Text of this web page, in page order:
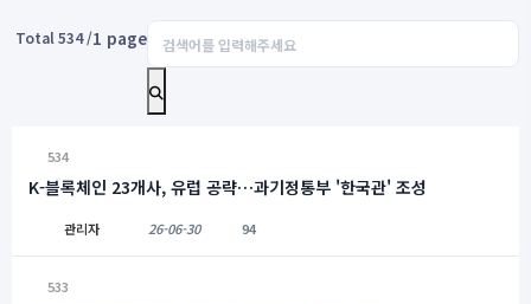
Total 534 /1 page
534
K-블록체인 23개사, 유럽 공략…과기정통부 '한국관' 조성
관리자 26-06-30 94
533